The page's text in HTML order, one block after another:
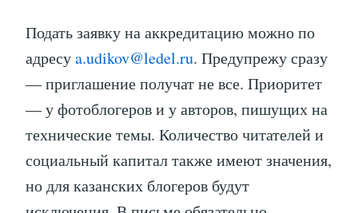
Подать заявку на аккредитацию можно по
адресуa.udikov@ledel.ru. Предупрежу сразу
— приглашение получат не все. Приоритет
— у фотоблогеров и у авторов, пишущих на
технические темы. Количество читателей и
социальный капитал также имеют значения,
но для казанских блогеров будут